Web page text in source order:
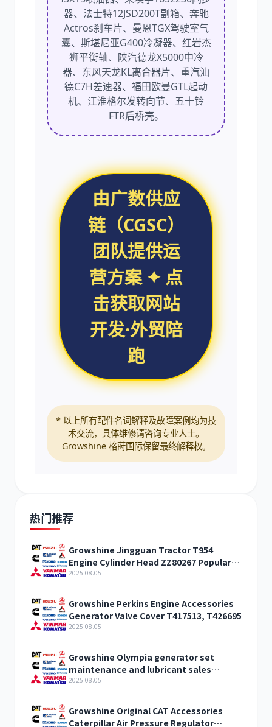
器、法士特12JSD200T副箱、奔驰
Actros刹车片、曼恩TGX驾驶室气
囊、斯堪尼亚G400冷凝器、红岩杰
狮平衡轴、陕汽德龙X5000中冷
器、东风天龙KL离合器片、重汽汕
德C7H差速器、福田欧曼GTL起动
机、江淮格尔发转向节、五十铃
FTR后桥壳。
由广数供应
链（CGSC）
团队提供运
营方案 ✦ 点
击获取网站
开发·外贸陪
跑
* 以上所有配件名词解释及故障案例均为技
术交流，具体维修请咨询专业人士。
Growshine 格莳国际保留最终解释权。
热门推荐
Growshine Jingguan Tractor T954
Engine Cylinder Head ZZ80267 Popular
Products
2025.08.05
Growshine Perkins Engine Accessories
Generator Valve Cover T417513, T426695
2025.08.05
Growshine Olympia generator set
maintenance and lubricant sales
T403061
2025.08.05
Growshine Original CAT Accessories
Caterpillar Air Pressure Regulator